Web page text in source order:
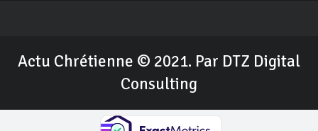
Actu Chrétienne © 2021. Par DTZ Digital
Consulting